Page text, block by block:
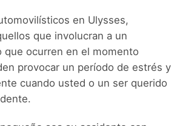
en Ulysses,
que involucran a un
que ocurren en el momento
provocar un período de estrés y
cuando usted o un ser querido